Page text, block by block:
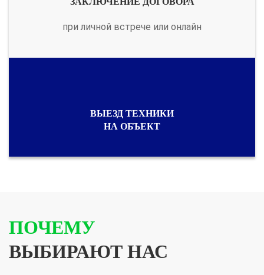
при личной встрече или онлайн
ВЫЕЗД ТЕХНИКИ
НА ОБЪЕКТ
ПОЧЕМУ
ВЫБИРАЮТ НАС